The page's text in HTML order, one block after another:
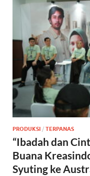
PRODUKSI / TERPANAS
“Ibadah dan
Buana
Syuting ke